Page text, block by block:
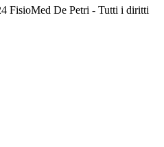
FisioMed De Petri - Tutti i diritti